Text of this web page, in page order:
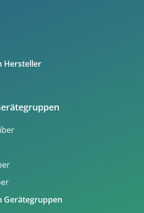
Hersteller
Gerätegruppen